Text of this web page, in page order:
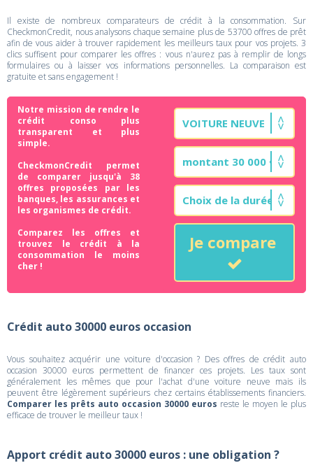
Il existe de nombreux comparateurs de crédit à la consommation. Sur
CheckmonCredit, nous analysons chaque semaine plus de 53700 offres de prêt
afin de vous aider à trouver rapidement les meilleurs taux pour vos projets. 3
clics suffisent pour comparer les offres : vous n'aurez pas à remplir de longs
formulaires ou à laisser vos informations personnelles. La comparaison est
gratuite et sans engagement !
Notre mission de rendre le
crédit conso plus
transparent et plus
simple.
CheckmonCredit permet
de comparer jusqu'à 38
offres proposées par les
banques, les assurances et
les organismes de crédit.
Comparez les offres et
trouvez le crédit à la
consommation le moins
cher !
Je compare
Crédit auto 30000 euros occasion
Vous souhaitez acquérir une voiture d'occasion ? Des offres de crédit auto
occasion 30000 euros permettent de financer ces projets. Les taux sont
généralement les mêmes que pour l'achat d'une voiture neuve mais ils
peuvent être légèrement supérieurs chez certains établissements financiers.
Comparer les prêts auto occasion 30000 euros reste le moyen le plus
efficace de trouver le meilleur taux !
Apport crédit auto 30000 euros : une obligation ?